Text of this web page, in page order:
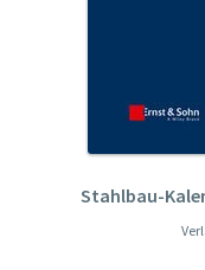
Stahlbau-